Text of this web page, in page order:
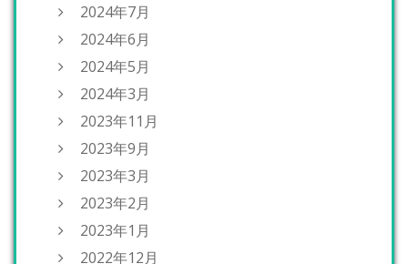
2024年7月
2024年6月
2024年5月
2024年3月
2023年11月
2023年9月
2023年3月
2023年2月
2023年1月
2022年12月